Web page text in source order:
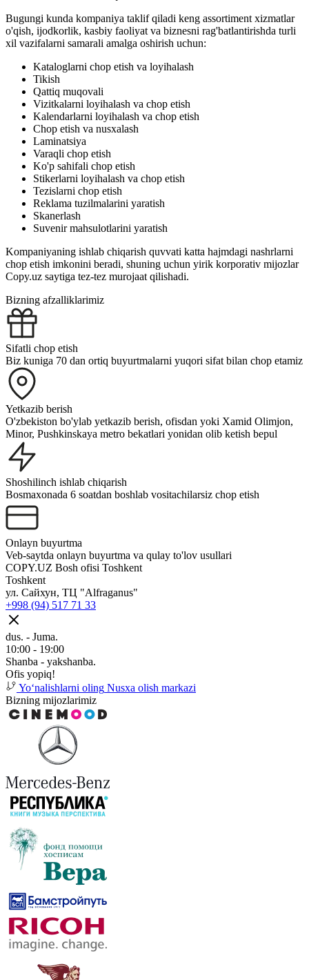
Bugungi kunda kompaniya taklif qiladi keng assortiment xizmatlar
o'qish, ijodkorlik, kasbiy faoliyat va biznesni rag'batlantirishda turli
xil vazifalarni samarali amalga oshirish uchun:
Kataloglarni chop etish va loyihalash
Tikish
Qattiq muqovali
Vizitkalarni loyihalash va chop etish
Kalendarlarni loyihalash va chop etish
Chop etish va nusxalash
Laminatsiya
Varaqli chop etish
Ko'p sahifali chop etish
Stikerlarni loyihalash va chop etish
Tezislarni chop etish
Reklama tuzilmalarini yaratish
Skanerlash
Suvenir mahsulotlarini yaratish
Kompaniyaning ishlab chiqarish quvvati katta hajmdagi nashrlarni
chop etish imkonini beradi, shuning uchun yirik korporativ mijozlar
Copy.uz saytiga tez-tez murojaat qilishadi.
Bizning afzalliklarimiz
Sifatli chop etish
Biz kuniga 70 dan ortiq buyurtmalarni yuqori sifat bilan chop etamiz
Yetkazib berish
O'zbekiston bo'ylab yetkazib berish, ofisdan yoki Xamid Olimjon,
Minor, Pushkinskaya metro bekatlari yonidan olib ketish bepul
Shoshilinch ishlab chiqarish
Bosmaxonada 6 soatdan boshlab vositachilarsiz chop etish
Onlayn buyurtma
Veb-saytda onlayn buyurtma va qulay to'lov usullari
COPY.UZ Bosh ofisi Toshkent
Toshkent
ул. Сайхун, ТЦ "Alfraganus"
+998 (94) 517 71 33
dus. - Juma.
10:00 - 19:00
Shanba - yakshanba.
Ofis yopiq!
Yoʻnalishlarni oling Nusxa olish markazi
Bizning mijozlarimiz